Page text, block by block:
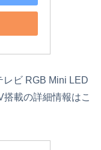
レビ RGB Mini LED
載の詳細情報はこ